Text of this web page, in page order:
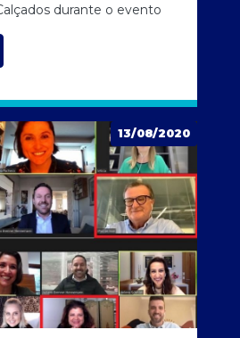
durante o evento
13/08/2020